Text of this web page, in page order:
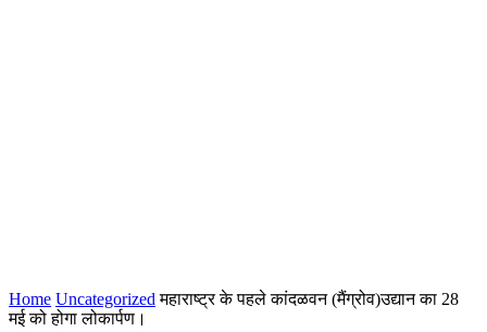
Home Uncategorized महाराष्ट्र के पहले कांदळवन (मैंग्रोव)उद्यान का 28
मई को होगा लोकार्पण।